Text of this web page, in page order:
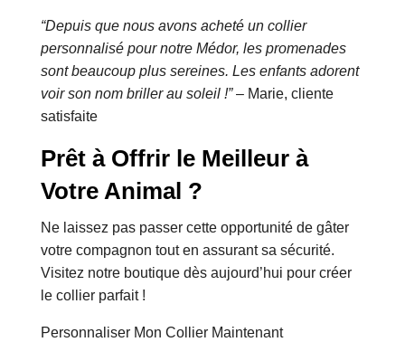
“Depuis que nous avons acheté un collier
personnalisé pour notre Médor, les promenades
sont beaucoup plus sereines. Les enfants adorent
voir son nom briller au soleil !”– Marie, cliente
satisfaite
Prêt à Offrir le Meilleur à
Votre Animal ?
Ne laissez pas passer cette opportunité de gâter
votre compagnon tout en assurant sa sécurité.
Visitez notre boutique dès aujourd’hui pour créer
le collier parfait !
Personnaliser Mon Collier Maintenant